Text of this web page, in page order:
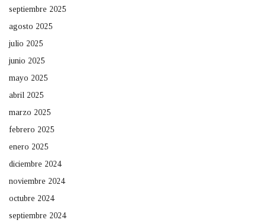
septiembre 2025
agosto 2025
julio 2025
junio 2025
mayo 2025
abril 2025
marzo 2025
febrero 2025
enero 2025
diciembre 2024
noviembre 2024
octubre 2024
septiembre 2024